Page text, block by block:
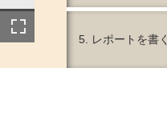
5. レポートを書く